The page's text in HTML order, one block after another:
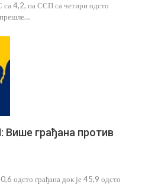
4,2, па ССП са четири одсто
грађана против
одсто грађана док је 45,9 одсто